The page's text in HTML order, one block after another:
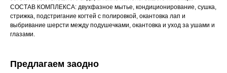
СОСТАВ КОМПЛЕКСА: двухфазное мытье, кондиционирование, сушка,
стрижка, подстригание когтей с полировкой, окантовка лап и
выбривание шерсти между подушечками, окантовка и уход за ушами и
глазами.
Предлагаем заодно